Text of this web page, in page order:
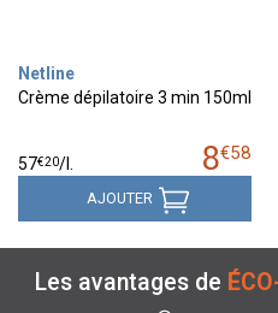
Netline
Crème dépilatoire 3 min 150ml
8€58
57€20/
AJOUTER
Les avantages de